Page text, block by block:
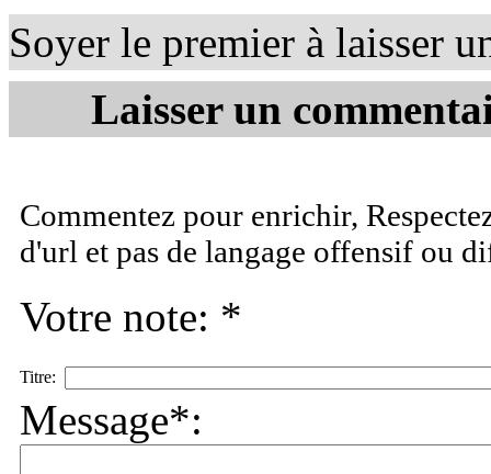
Soyer le premier à laisser
Laisser un
Commentez pour enrichir,
d'url et pas de langage offensif ou
Votre note: *
Titre:
Message*: